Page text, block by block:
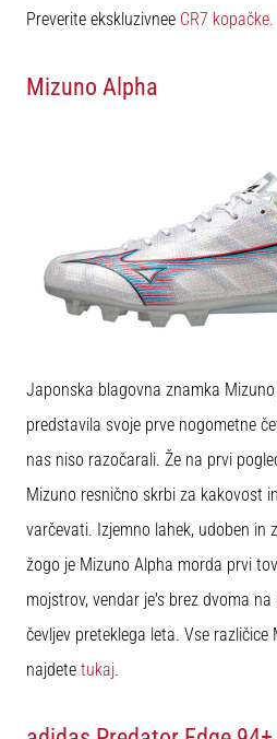
Preverite ekskluzivnee CR7 kopačke.
Mizuno Alpha
Japonska blagovna znamka
predstavila svoje prve nogometne
nas niso razočarali. Že na prvi
Mizuno resnično skrbi za kakovost
varčevati. Izjemno lahek, udoben in
žogo je Mizuno Alpha morda prvi
mojstrov, vendar je's brez dvoma
čevljev preteklega leta. Vse različice
najdete tukaj.